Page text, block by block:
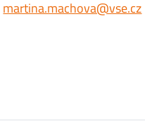
martina.machova@vse.cz